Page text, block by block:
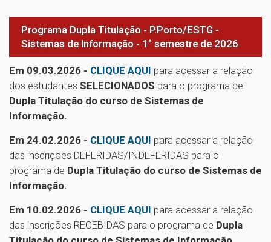
Programa Dupla Titulação - P.Porto/ESTG -
Sistemas de Informação - 1° semestre de 2026
Em 09.03.2026 - CLIQUE AQUI para acessar a relação
dos estudantes SELECIONADOS para o programa de
Dupla Titulação do curso de Sistemas de
Informação.
Em 24.02.2026 - CLIQUE AQUI para acessar a relação
das inscrições DEFERIDAS/INDEFERIDAS para o
programa de Dupla Titulação do curso de Sistemas de
Informação.
Em 10.02.2026 - CLIQUE AQUI para acessar a relação
das inscrições RECEBIDAS para o programa de Dupla